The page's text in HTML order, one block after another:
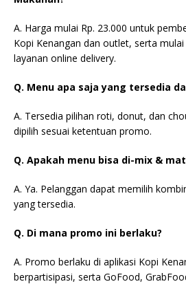
A. Harga mulai Rp. 23.000 untuk
Kopi Kenangan dan outlet, serta mulai
layanan online delivery.
Q. Menu apa saja yang tersedia
A. Tersedia pilihan roti, donut, dan
dipilih sesuai ketentuan promo.
Q. Apakah menu bisa di-mix &
A. Ya. Pelanggan dapat memilih
yang tersedia.
Q. Di mana promo ini berlaku?
A. Promo berlaku di aplikasi Kopi
berpartisipasi, serta GoFood,